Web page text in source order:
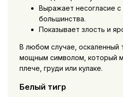
Выражает несогласие
большинства.
Показывает злость и
В любом случае, оскаленный
мощным символом, который
плече, груди или кулаке.
Белый тигр